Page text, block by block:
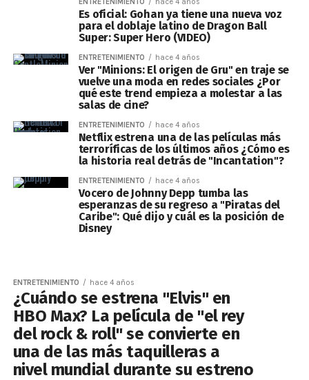
Es oficial: Gohan ya tiene una nueva voz
para el doblaje latino de Dragon Ball
Super: Super Hero (VIDEO)
ENTRETENIMIENTO hace 4 años
Ver "Minions: El origen de Gru" en traje se
vuelve una moda en redes sociales ¿Por
qué este trend empieza a molestar a las
salas de cine?
ENTRETENIMIENTO hace 4 años
Netflix estrena una de las películas más
terroríficas de los últimos años ¿Cómo es
la historia real detrás de "Incantation"?
ENTRETENIMIENTO hace 4 años
Vocero de Johnny Depp tumba las
esperanzas de su regreso a "Piratas del
Caribe": Qué dijo y cuál es la posición de
Disney
ENTRETENIMIENTO hace 4 años
¿Cuándo se estrena "Elvis" en
HBO Max? La película de "el rey
del rock & roll" se convierte en
una de las más taquilleras a
nivel mundial durante su estreno